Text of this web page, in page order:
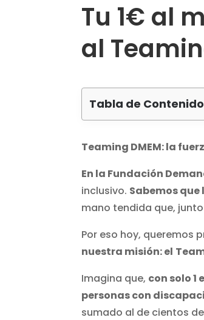
Tu 1€ al
al
Tabla de
Teaming DMEM: la
En la Fundación
inclusivo. Sabemos
mano tendida que,
Por eso hoy, queremos
nuestra misión: el
Imagina que, con solo 1
personas con
sumado al de cientos